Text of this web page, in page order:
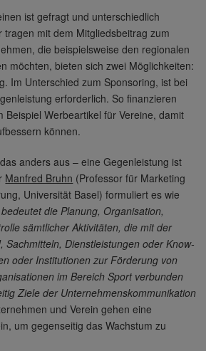
ist gefragt und unterschiedlich
tragen mit dem Mitgliedsbeitrag zum
die beispielsweise den regionalen
möchten, bieten sich zwei Möglichkeiten:
Im Unterschied zum Sponsoring, ist bei
erforderlich. So finanzieren
Beispiel Werbeartikel für Vereine, damit
können.
anders aus – eine Gegenleistung ist
Manfred Bruhn (Professor für Marketing
Universität Basel) formuliert es wie
die Planung, Organisation,
sämtlicher Aktivitäten, die mit der
Sachmitteln, Dienstleistungen oder Know-
oder Institutionen zur Förderung von
im Bereich Sport verbunden
Ziele der Unternehmenskommunikation
und Verein gehen eine
um gegenseitig das Wachstum zu